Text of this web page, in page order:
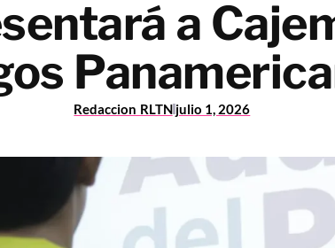
a
Redaccion RLTNjulio 1, 2026